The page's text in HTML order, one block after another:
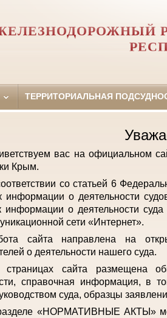
ТЕРРИТОРИАЛЬНАЯ
вас на официальном
Крым.
со статьей 6
информации о деятельности
информации о деятельности
сети «Интернет».
сайта направлена на
о деятельности нашего суда.
страницах сайта размещена
справочная информация, в
суда, образцы
«НОРМАТИВНЫЕ АКТЫ»